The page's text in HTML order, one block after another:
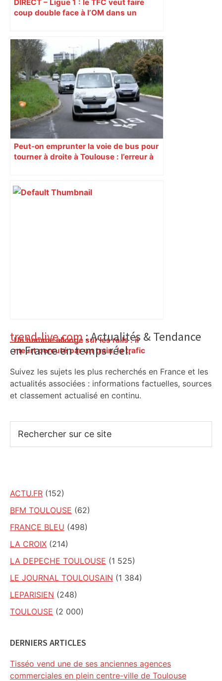
DIRECT – Ligue 1 : le TFC veut faire
coup double face à l’OM dans un
Peut-on emprunter la voie de bus pour
tourner à droite à Toulouse : l’erreur à
Un homme allongé sur les rails : il
meurt percuté par un train, le trafic
au sud de Toulouse – ladepeche.fr
Primary
Sidebar
trend-live.com: Actualités & Tendance
en France en temps réel.
Suivez les sujets les plus recherchés en France et les
actualités associées : informations factuelles, sources
et classement actualisé en continu.
sur
ACTU.FR (152)
BFM TOULOUSE (62)
FRANCE BLEU (498)
LA CROIX (214)
LA DEPECHE TOULOUSE (1 525)
LE JOURNAL TOULOUSAIN (1 384)
LEPARISIEN (248)
TOULOUSE (2 000)
DERNIERS ARTICLES
Tisséo vend une de ses anciennes agences
commerciales en plein centre-ville de Toulouse